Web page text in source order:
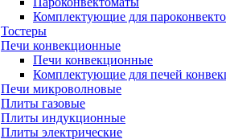
Комплектующие для
Тостеры
Печи конвекционные
Печи конвекционные
Комплектующие для печей
Печи микроволновые
Плиты газовые
Плиты индукционные
Плиты электрические